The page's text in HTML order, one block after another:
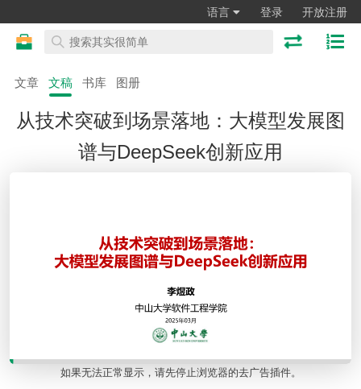
语言 登录 开放注册
文章 文稿 书库 图册
从技术突破到场景落地：大模型发展图
谱与DeepSeek创新应用
如果无法正常显示，请先停止浏览器的去广告插件。